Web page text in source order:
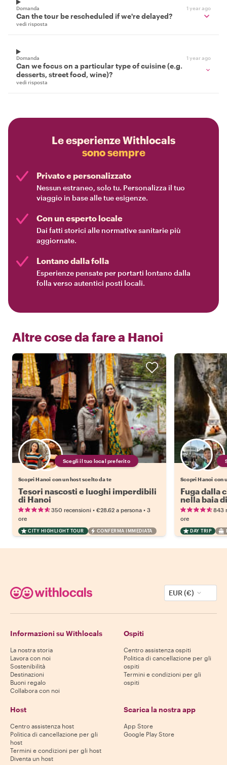
Domanda 1 year ago
Can the tour be rescheduled if we're delayed?
vedi risposta
Domanda 1 year ago
Can we focus on a particular type of cuisine (e.g.
desserts, street food, wine)?
vedi risposta
Le esperienze Withlocals
sono sempre
Privato e personalizzato
Nessun estraneo, solo tu. Personalizza il tuo
viaggio in base alle tue esigenze.
Con un esperto locale
Dai fatti storici alle normative sanitarie più
aggiornate.
Lontano dalla folla
Esperienze pensate per portarti lontano dalla
folla verso autentici posti locali.
Altre cose da fare a Hanoi
Scegli il tuo local preferito
Scopri Hanoi con un host scelto da te
Tesori nascosti e luoghi imperdibili
di Hanoi
350 recensioni • €28.62 a persona • 3
ore
CITY HIGHLIGHT TOUR CONFERMA IMMEDIATA
Scopri Hanoi con
Fuga dalla
nella baia
843
ore
DAY TRIP
EUR (€)
Informazioni su Withlocals
La nostra storia
Lavora con noi
Sostenibilità
Destinazioni
Buoni regalo
Collabora con noi
Ospiti
Centro assistenza ospiti
Politica di cancellazione per gli
ospiti
Termini e condizioni per gli
ospiti
Host
Centro assistenza host
Politica di cancellazione per gli
host
Termini e condizioni per gli host
Diventa un host
Scarica la nostra app
App Store
Google Play Store